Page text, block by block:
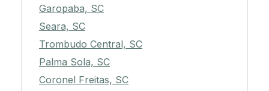
Garopaba, SC
Seara, SC
Trombudo Central, SC
Palma Sola, SC
Coronel Freitas, SC